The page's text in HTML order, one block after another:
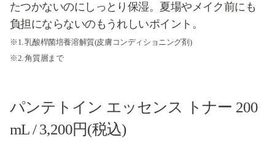
たつかないのにしっとり保湿。夏場やメイク前にも
負担にならないのもうれしいポイント。
※1. 乳酸桿菌培養溶解質(皮膚コンディショニング剤)
※2. 角質層まで
パンテトイン エッセンス トナー 200
mL / 3,200円(税込)